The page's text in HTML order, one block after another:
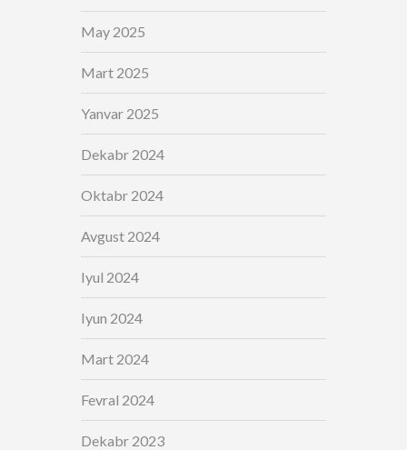
May 2025
Mart 2025
Yanvar 2025
Dekabr 2024
Oktabr 2024
Avgust 2024
Iyul 2024
Iyun 2024
Mart 2024
Fevral 2024
Dekabr 2023